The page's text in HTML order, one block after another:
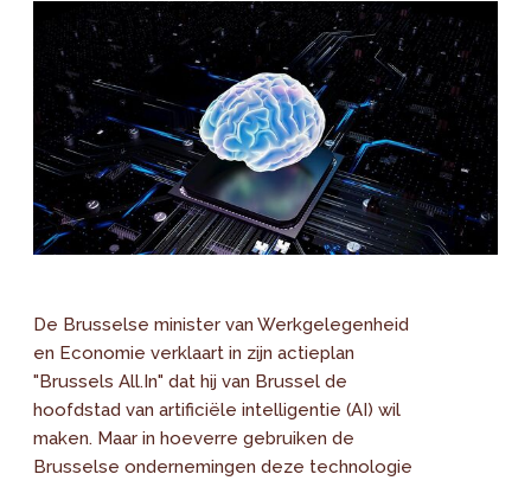
De Brusselse minister van Werkgelegenheid
en Economie verklaart in zijn actieplan
"Brussels All.In" dat hij van Brussel de
hoofdstad van artificiële intelligentie (AI) wil
maken. Maar in hoeverre gebruiken de
Brusselse ondernemingen deze technologie